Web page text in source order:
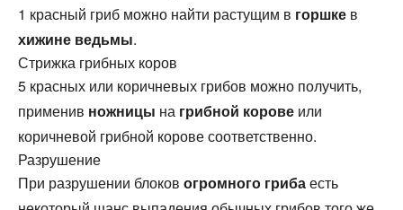
1 красный гриб можно найти растущим в горшке в
хижине ведьмы.
Стрижка грибных коров
5 красных или коричневых грибов можно получить,
применив ножницы на грибной корове или
коричневой грибной корове соответственно.
Разрушение
При разрушении блоков огромного грибаесть